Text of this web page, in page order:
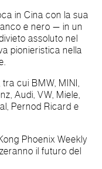
in Cina con la sua
e nero — in un
assoluto nel
pionieristica nella
cui BMW, MINI,
Audi, VW, Miele,
Pernod Ricard e
Phoenix Weekly
il futuro del